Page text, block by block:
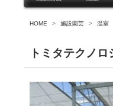
HOME > 施設園芸 > 温室
トミタテクノ